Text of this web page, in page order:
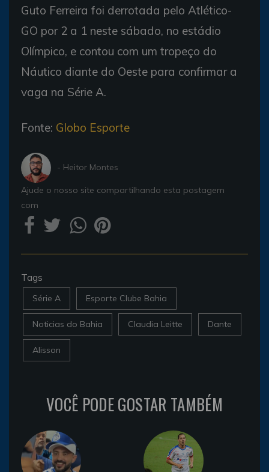
Guto Ferreira foi derrotada pelo Atlético-
GO por 2 a 1 neste sábado, no estádio
Olímpico, e contou com um tropeço do
Náutico diante do Oeste para confirmar a
vaga na Série A.
Fonte: Globo Esporte
- Heitor Montes
Ajude o nosso site compartilhando esta postagem
com
Tags
Série A Esporte Clube Bahia
Noticias do Bahia Claudia Leitte Dante
Alisson
VOCÊ PODE GOSTAR TAMBÉM